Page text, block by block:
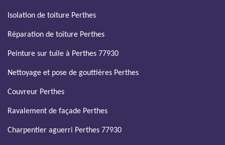
Isolation de toiture Perthes
Réparation de toiture Perthes
Peinture sur tuile à Perthes 77930
Nettoyage et pose de gouttières Perthes
Couvreur Perthes
Ravalement de façade Perthes
Charpentier aguerri Perthes 77930